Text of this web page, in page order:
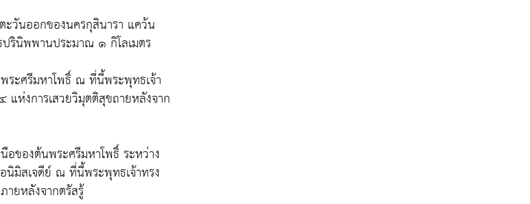
วันออกของนครกุสินารา แคว้น
รินิพพานประมาณ ๑ กิโลเมตร
ระศรีมหาโพธิ์ ณ ที่นี้พระพุทธเจ้า
ห่งการเสวยวิมุตติสุขถายหลังจาก
อของต้นพระศรีมหาโพธิ์ ระหว่าง
นิมิสเจดีย์ ณ ที่นี้พระพุทธเจ้าทรง
ยหลังจากตรัสรู้